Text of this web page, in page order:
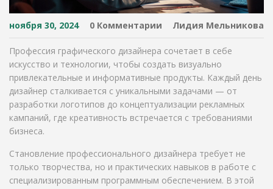
ноября 30, 2024 0 Комментарии Лидия Мельникова
Профессия графического дизайнера сочетает в себе
искусство и технологии, чтобы создать визуально
привлекательные и информативные продукты. Каждый день
дизайнер сталкивается с уникальными задачами — от
разработки логотипов до концептуализации рекламных
кампаний, где креативность встречается с требованиями
бизнеса.
Становление профессионального дизайнера требует не
только творчества, но и практических навыков в работе с
специализированным программным обеспечением. В этой